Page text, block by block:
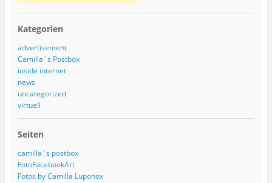
Kategorien
advertisement
Camilla´s Postbox
inside internet
news
uncategorized
virtuell
Seiten
camilla´s postbox
FotoFacebookArt
Fotos by Camilla Luponox